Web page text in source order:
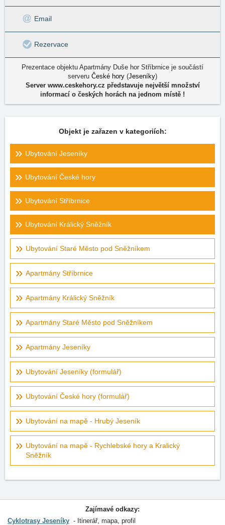
Email
Rezervace
Prezentace objektu Apartmány Duše hor Stříbrnice je součástí
serveru České hory (Jeseníky)
Server www.ceskehory.cz představuje největší množství
informací o českých horách na jednom místě !
Objekt je zařazen v kategoriích:
Ubytování Jeseníky
Ubytování České hory
Ubytování Stříbrnice
Ubytování Králický Sněžník
Ubytování Staré Město pod Sněžníkem
Apartmány Stříbrnice
Apartmány Králický Sněžník
Apartmány Staré Město pod Sněžníkem
Apartmány Jeseníky
Ubytování Jeseníky (formulář)
Ubytování České hory (formulář)
Ubytování na mapě - Hrubý Jeseník
Ubytování na mapě - Rychlebské hory a Kralický
Sněžník
Zajímavé odkazy:
Cyklotrasy Jeseníky
Itinerář, mapa, profil